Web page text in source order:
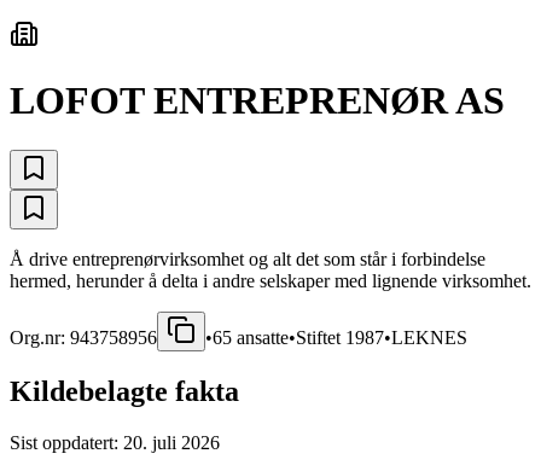
LOFOT ENTREPRENØR AS
Å drive entreprenørvirksomhet og alt det som står i forbindelse
hermed, herunder å delta i andre selskaper med lignende virksomhet.
Org.nr: 943758956 •65 ansatte•Stiftet 1987•LEKNES
Kildebelagte fakta
Sist oppdatert: 20. juli 2026